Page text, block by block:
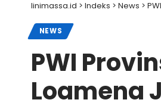
linimassa.id > Indeks > News >
NEWS
PWI
Loamena